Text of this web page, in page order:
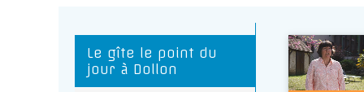
Le gîte le point du
jour à Dollon